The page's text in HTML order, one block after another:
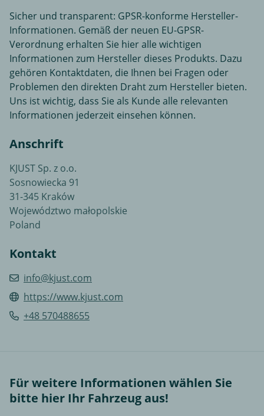
Sicher und transparent: GPSR-konforme Hersteller-
Informationen. Gemäß der neuen EU-GPSR-
Verordnung erhalten Sie hier alle wichtigen
Informationen zum Hersteller dieses Produkts. Dazu
gehören Kontaktdaten, die Ihnen bei Fragen oder
Problemen den direkten Draht zum Hersteller bieten.
Uns ist wichtig, dass Sie als Kunde alle relevanten
Informationen jederzeit einsehen können.
Anschrift
KJUST Sp. z o.o.
Sosnowiecka 91
31-345 Kraków
Województwo małopolskie
Poland
Kontakt
info@kjust.com
https://www.kjust.com
+48 570488655
Für weitere Informationen wählen Sie
bitte hier Ihr Fahrzeug aus!